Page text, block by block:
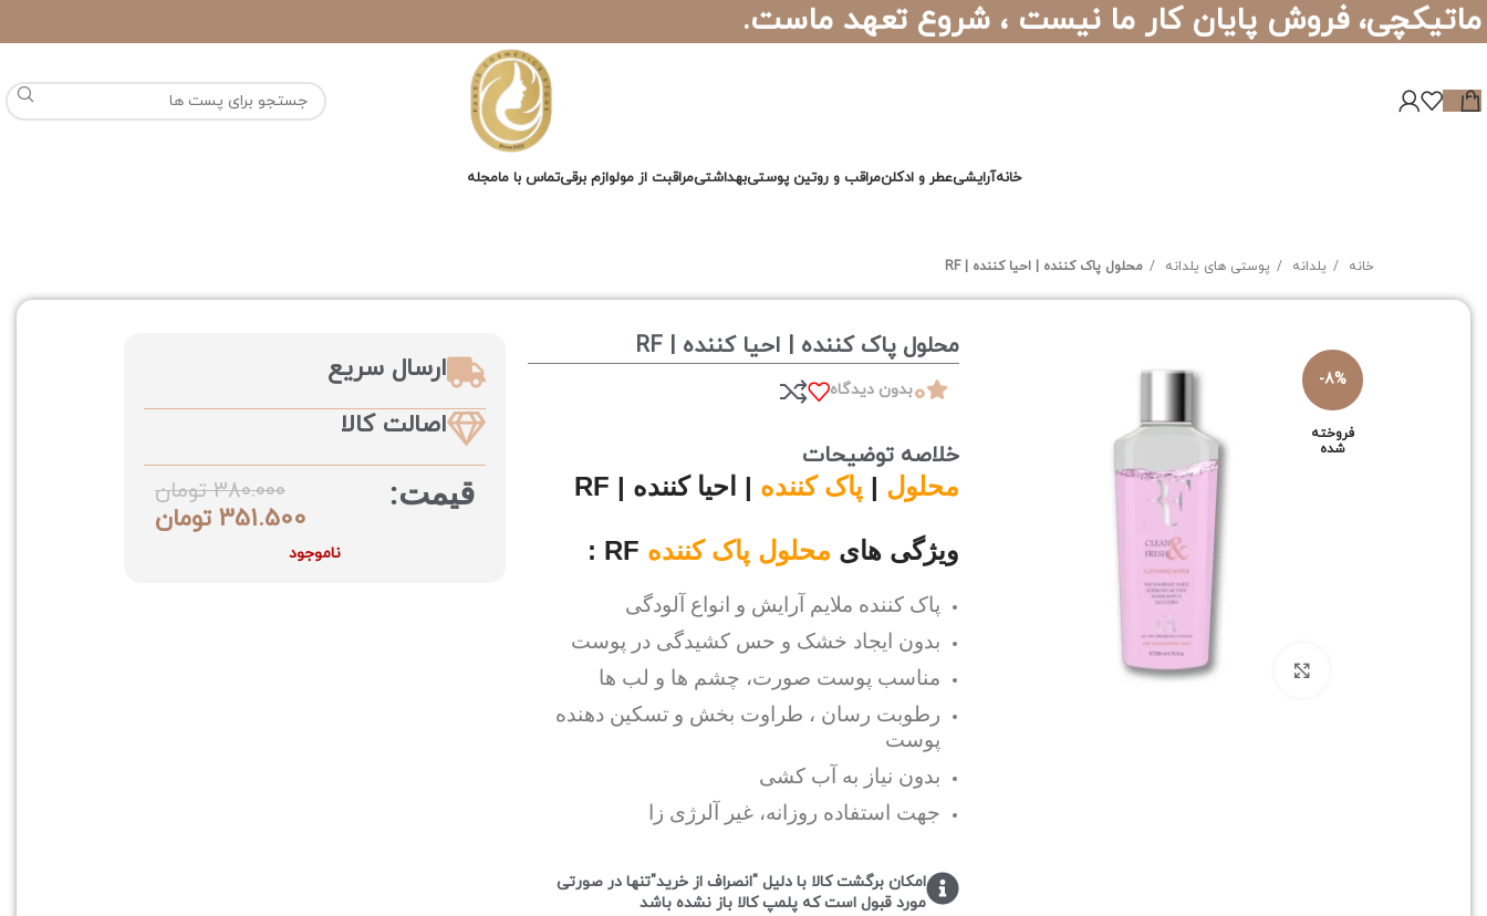
ماتیکچی، فروش پایان کار ما نیست ، شروع تعهد ماست.
خانهآرایشیعطر و ادکلنمراقب و روتین پوستیبهداشتیمراقبت از مولوازم برقیتماس با مامجله
خانه یلدانه پوستی های یلدانه محلول پاک کننده | احیا کننده | RF
-8%
فروخته
شده
برای بزرگنمایی کلیک کنید
محلول پاک کننده | احیا کننده | RF
0بدون دیدگاه
خلاصه توضیحات
محلول | پاک کننده | احیا کننده | RF
ویژگی های محلول پاک کننده
پاک کننده ملایم آرایش و انواع آلودگی
بدون ایجاد خشک و حس کشیدگی در پوست
مناسب پوست صورت، چشم ها و لب ها
رطوبت رسان ، طراوت بخش و تسکین دهنده
پوست
بدون نیاز به آب کشی
جهت استفاده روزانه، غیر آلرژی زا
امکان برگشت کالا با دلیل "انصراف از خرید"تنها در صورتی
مورد قبول است که پلمپ کالا باز نشده باشد
ارسال سریع
اصالت کالا
قیمت: 380.000 تومان
351.500 تومان
ناموجود